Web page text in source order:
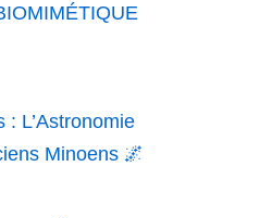
: L’Astronomie
Minoens 🌌